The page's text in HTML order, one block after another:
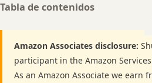
Tabla de contenidos
Amazon Associates disclosure:
participant in the Amazon
As an Amazon Associate we earn